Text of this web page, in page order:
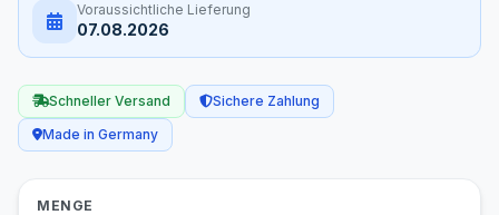
Voraussichtliche Lieferung
07.08.2026
Schneller Versand
Sichere Zahlung
Made in Germany
MENGE